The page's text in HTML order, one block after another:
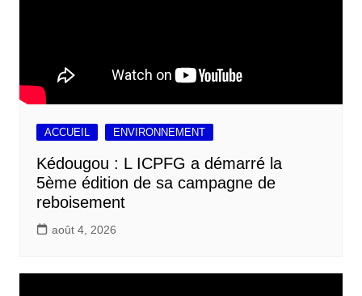
ACCUEIL ENVIRONNEMENT
Kédougou : L ICPFG a démarré la
5ème édition de sa campagne de
reboisement
août 4, 2026